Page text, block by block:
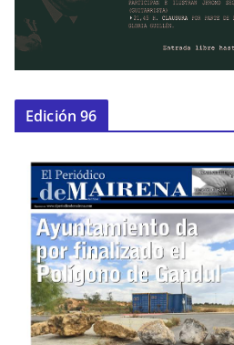
Edición 96